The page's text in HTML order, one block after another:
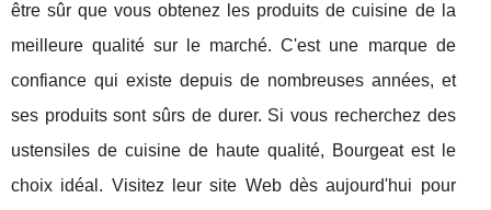
être sûr que vous obtenez les produits de cuisine de la
meilleure qualité sur le marché. C'est une marque de
confiance qui existe depuis de nombreuses années, et
ses produits sont sûrs de durer. Si vous recherchez des
ustensiles de cuisine de haute qualité, Bourgeat est le
choix idéal. Visitez leur site Web dès aujourd'hui pour